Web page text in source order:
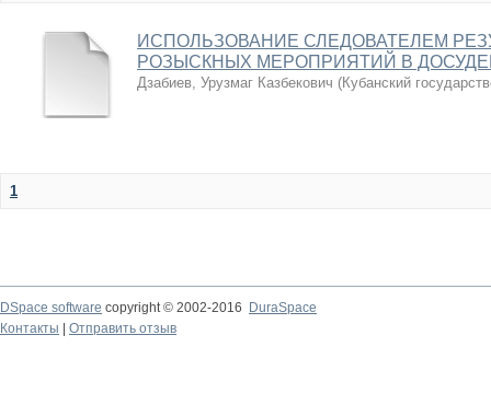
ИСПОЛЬЗОВАНИЕ СЛЕДОВАТЕЛЕМ
РОЗЫСКНЫХ МЕРОПРИЯТИЙ В
Дзабиев, Урузмаг Казбекович (Кубанский
1
DSpace software copyright © 2002-2016
DuraSpace
Контакты
Отправить отзыв